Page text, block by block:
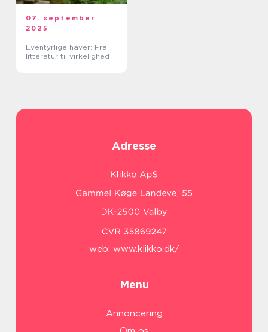
07. september
2025
Eventyrlige haver: Fra
litteratur til virkelighed
Adresse
web: www.klikko.dk/
Menu
Annoncering